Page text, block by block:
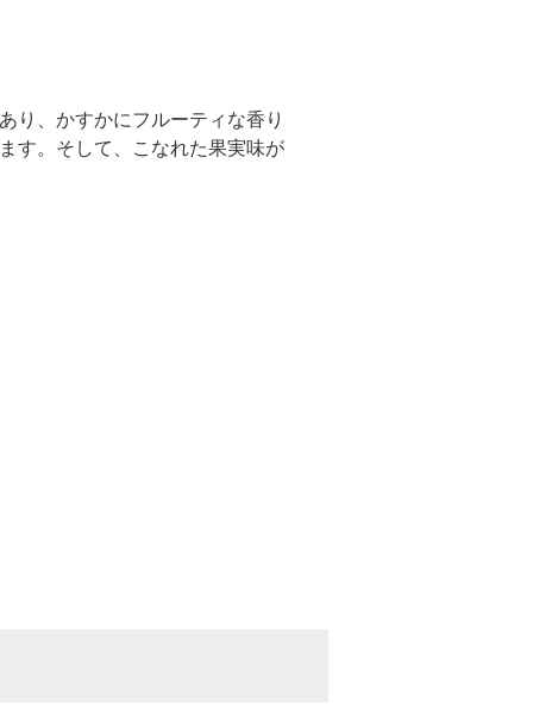
り、かすかにフルーティな香り
す。そして、こなれた果実味が